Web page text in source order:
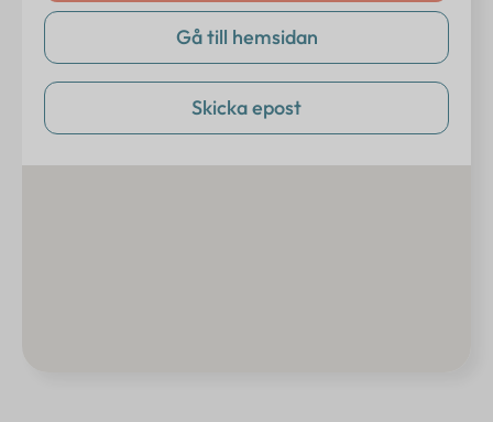
Gå till hemsidan
Skicka epost